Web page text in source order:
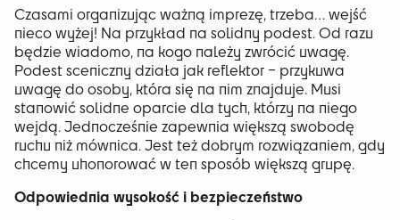
Czasami organizując ważną imprezę, trzeba… wejść
nieco wyżej! Na przykład na solidny podest. Od razu
będzie wiadomo, na kogo należy zwrócić uwagę.
Podest sceniczny działa jak reflektor – przykuwa
uwagę do osoby, która się na nim znajduje. Musi
stanowić solidne oparcie dla tych, którzy na niego
wejdą. Jednocześnie zapewnia większą swobodę
ruchu niż mównica. Jest też dobrym rozwiązaniem, gdy
chcemy uhonorować w ten sposób większą grupę.
Odpowiednia wysokość i bezpieczeństwo